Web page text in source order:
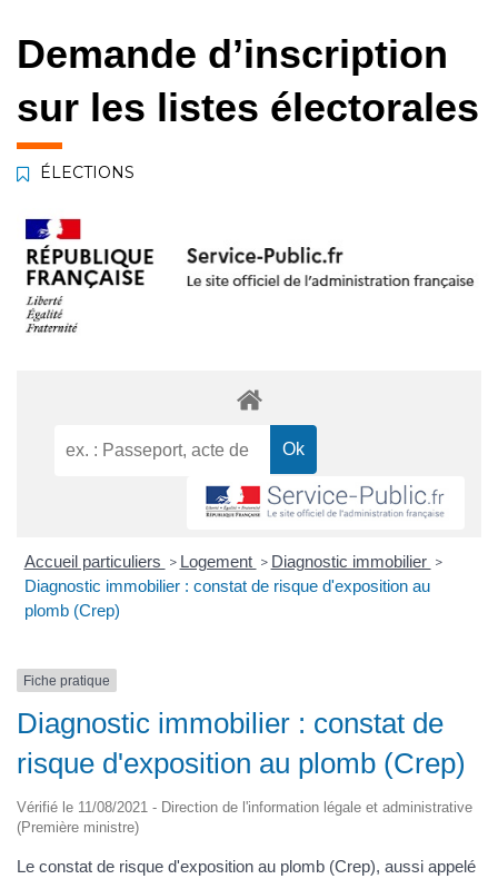
Demande d’inscription
sur les listes électorales
ÉLECTIONS
Accueil particuliers > Logement > Diagnostic immobilier >
Diagnostic immobilier : constat de risque d'exposition au
plomb (Crep)
Fiche pratique
Diagnostic immobilier : constat de
risque d'exposition au plomb (Crep)
Vérifié le 11/08/2021 - Direction de l'information légale et administrative
(Première ministre)
Le constat de risque d'exposition au plomb (Crep), aussi appelé